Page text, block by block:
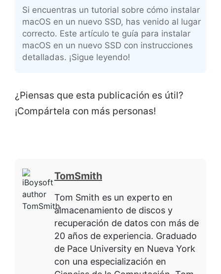
Si encuentras un tutorial sobre cómo instalar
macOS en un nuevo SSD, has venido al lugar
correcto. Este artículo te guía para instalar
macOS en un nuevo SSD con instrucciones
detalladas. ¡Sigue leyendo!
¿Piensas que esta publicación es útil?
¡Compártela con más personas!
TomSmith
Tom Smith es un experto en
almacenamiento de discos y
recuperación de datos con más de
20 años de experiencia. Graduado
de Pace University en Nueva York
con una especialización en